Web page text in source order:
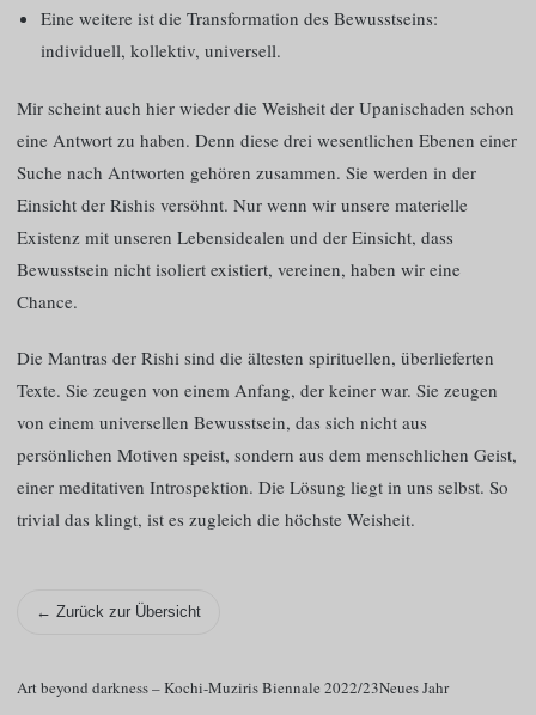
Eine weitere ist die Transformation des Bewusstseins:
individuell, kollektiv, universell.
Mir scheint auch hier wieder die Weisheit der Upanischaden schon
eine Antwort zu haben. Denn diese drei wesentlichen Ebenen einer
Suche nach Antworten gehören zusammen. Sie werden in der
Einsicht der Rishis versöhnt. Nur wenn wir unsere materielle
Existenz mit unseren Lebensidealen und der Einsicht, dass
Bewusstsein nicht isoliert existiert, vereinen, haben wir eine
Chance.
Die Mantras der Rishi sind die ältesten spirituellen, überlieferten
Texte. Sie zeugen von einem Anfang, der keiner war. Sie zeugen
von einem universellen Bewusstsein, das sich nicht aus
persönlichen Motiven speist, sondern aus dem menschlichen Geist,
einer meditativen Introspektion. Die Lösung liegt in uns selbst. So
trivial das klingt, ist es zugleich die höchste Weisheit.
← Zurück zur Übersicht
Art beyond darkness – Kochi-Muziris Biennale 2022/23Neues Jahr